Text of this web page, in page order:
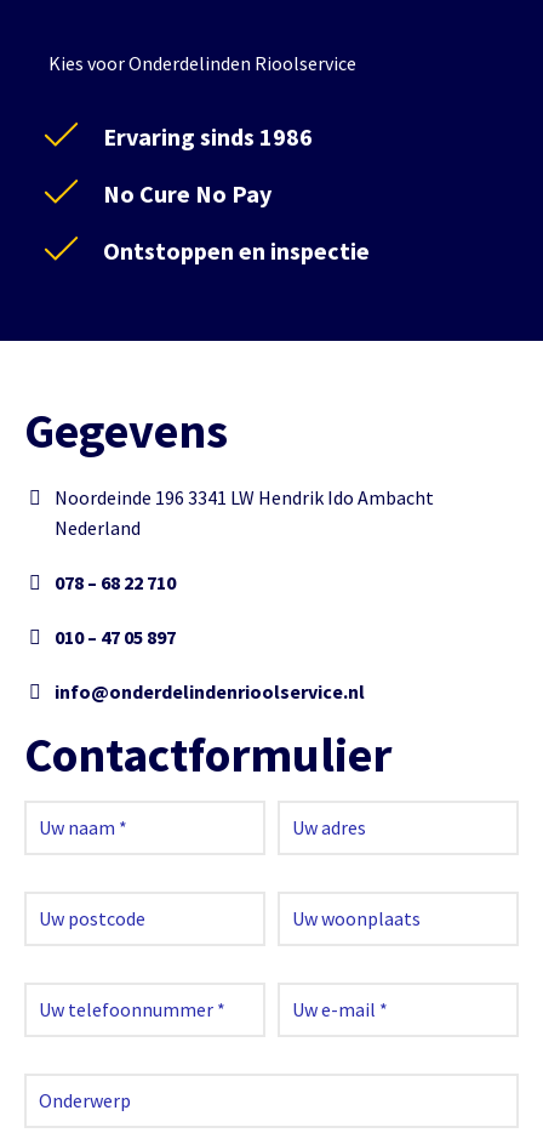
Kies voor Onderdelinden Rioolservice
Ervaring sinds 1986
No Cure No Pay
Ontstoppen en inspectie
Gegevens
Noordeinde 196 3341 LW Hendrik Ido Ambacht
Nederland
078 – 68 22 710
010 – 47 05 897
info@onderdelindenrioolservice.nl
Contactformulier